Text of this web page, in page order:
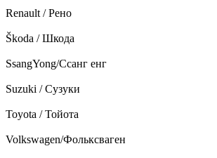
Renault / Рено
Škoda / Шкода
SsangYong/Ссанг енг
Suzuki / Сузуки
Toyota / Тойота
Volkswagen/Фольксваген